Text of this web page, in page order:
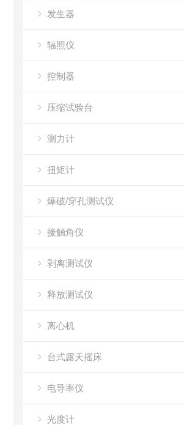
发生器
辐照仪
控制器
压缩试验台
测力计
扭矩计
爆破/穿孔测试仪
接触角仪
剥离测试仪
释放测试仪
离心机
台式露天摇床
电导率仪
光度计